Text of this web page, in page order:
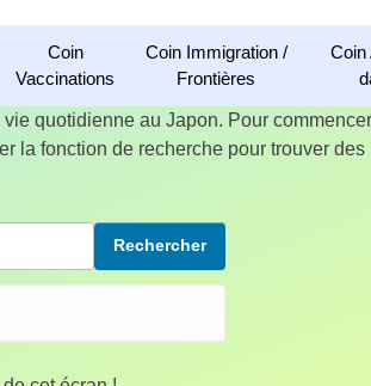
Coin
Vaccinations
Coin Immigration /
Frontières
Coin
quotidienne au Japon. Pour
la fonction de recherche pour trouver des
Rechercher